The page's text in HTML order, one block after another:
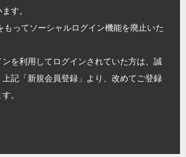
す。
ってソーシャルログイン機能を廃止いた
ンを利用してログインされていた方は、誠
記「新規会員登録」より、改めてご登録
。